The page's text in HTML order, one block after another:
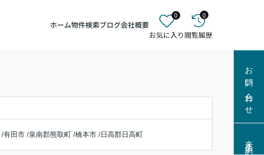
ホーム物件検索ブログ会社概要
0 0
お問い合わせ
来店予約
/有田市 /泉南郡熊取町 /橋本市 /日高郡日高町